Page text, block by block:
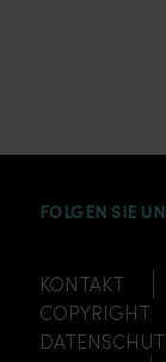
FOLGEN SIE
KONTAKT
COPYRIGHT